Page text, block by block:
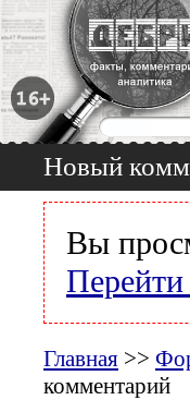
Новый
Вы
Главная >>
комментарий